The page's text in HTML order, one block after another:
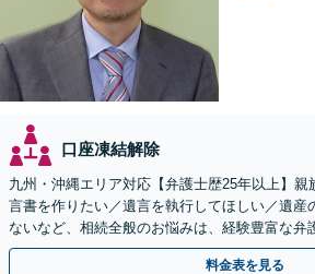
口座凍結解除
九州・沖縄エリア対応【弁護士歴25年以上】親
言書を作りたい／遺言を執行してほしい／遺産
ないなど、相続全般のお悩みは、経験豊富な弁
な問題も粘り強く対応し、解決に導きます。
料金表を見る